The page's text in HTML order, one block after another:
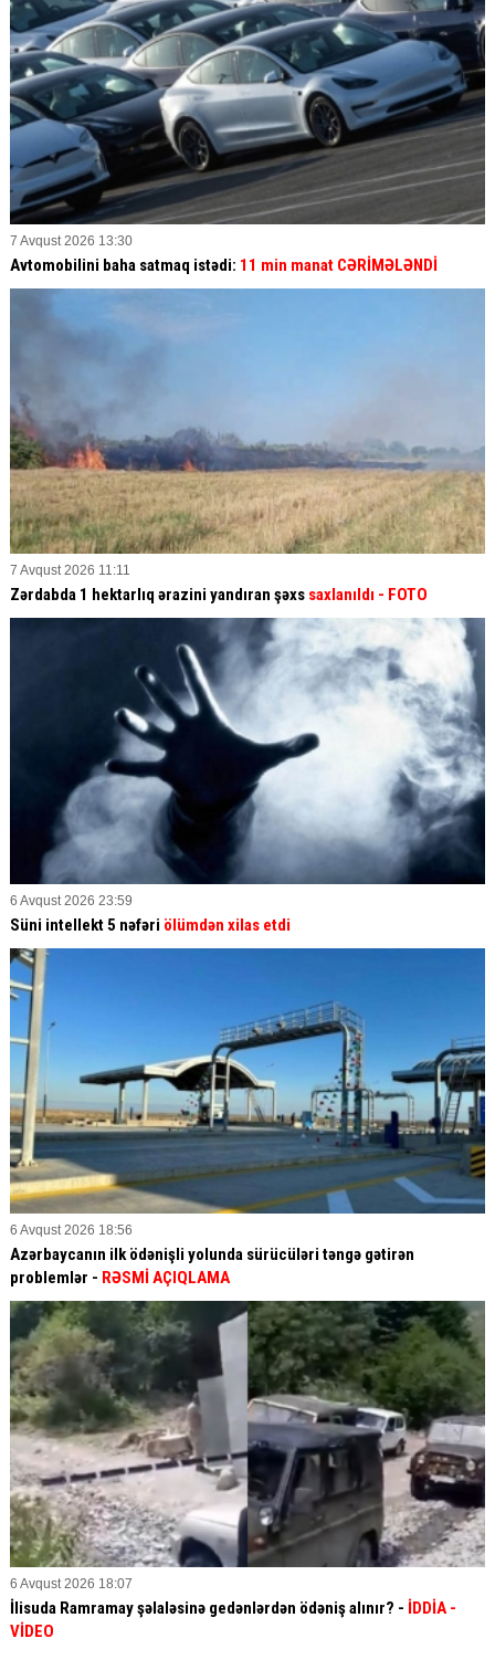
7 Avqust 2026 13:30
Avtomobilini baha satmaq istədi: 11 min manat CƏRİMƏLƏNDİ
7 Avqust 2026 11:11
Zərdabda 1 hektarlıq ərazini yandıran şəxs saxlanıldı - FOTO
6 Avqust 2026 23:59
Süni intellekt 5 nəfəri ölümdən xilas etdi
6 Avqust 2026 18:56
Azərbaycanın ilk ödənişli yolunda sürücüləri təngə gətirən
problemlər - RƏSMİ AÇIQLAMA
6 Avqust 2026 18:07
İlisuda Ramramay şəlaləsinə gedənlərdən ödəniş alınır? - İDDİA -
VİDEO